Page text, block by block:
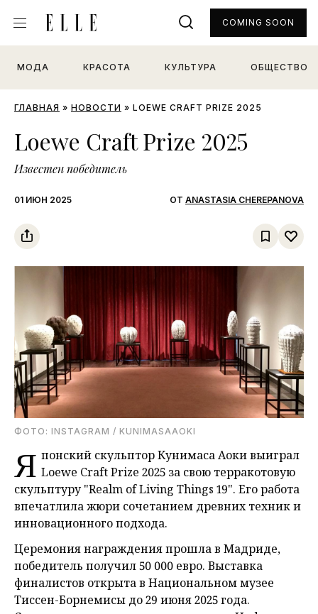
МОДА КРАСОТА КУЛЬТУРА ОБЩЕСТВО
COMING SOON
ГЛАВНАЯ » НОВОСТИ » LOEWE CRAFT PRIZE 2025
Loewe Craft Prize 2025
Известен победитель
01 ИЮН 2025 ОТ ANASTASIA CHEREPANOVA
ФОТО: INSTAGRAM / KUNIMASAAOKI
Я понский скульптор Кунимаса Аоки выиграл
Loewe Craft Prize 2025 за свою терракотовую
скульптуру "Realm of Living Things 19". Его работа
впечатлила жюри сочетанием древних техник и
инновационного подхода.
Церемония награждения прошла в Мадриде,
победитель получил 50 000 евро. Выставка
финалистов открыта в Национальном музее
Тиссен-Борнемисы до 29 июня 2025 года.